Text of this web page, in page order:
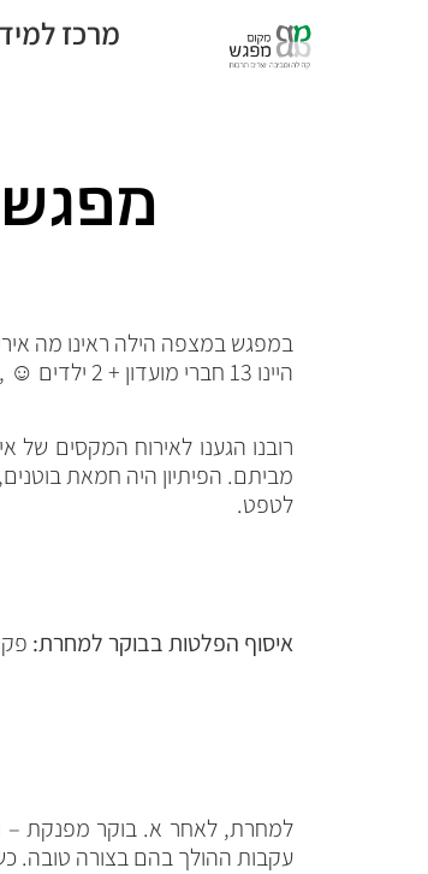
מרכז
מפגש
במפגש במצפה הילה ראינו מה
היינו 13 חברי מועדון + 2 ילדים ☺ , מהערבה בדרום ועד אלמגור בצפון.
מביתם. הפיתיון היה חמאת
לטפט.
איסוף הפלטות בבוקר למחרת:
למחרת, לאחר א. בוקר מפנקת –
עקבות ההולך בהם בצורה טובה.